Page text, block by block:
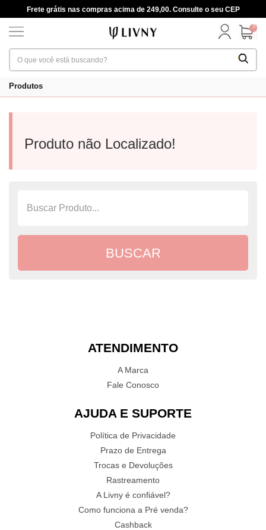
Frete grátis nas compras acima de 249,00. Consulte o seu CEP
0
Produtos
Produto não Localizado!
ATENDIMENTO
A Marca
Fale Conosco
AJUDA E SUPORTE
Política de Privacidade
Prazo de Entrega
Trocas e Devoluções
Rastreamento
A Livny é confiável?
Como funciona a Pré venda?
Cashback